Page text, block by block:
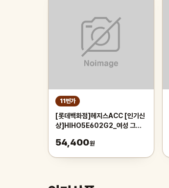
11번가
[롯데백화점]헤지스ACC [인기신
상]HIHO5E602G2_여성 그레
54,400원